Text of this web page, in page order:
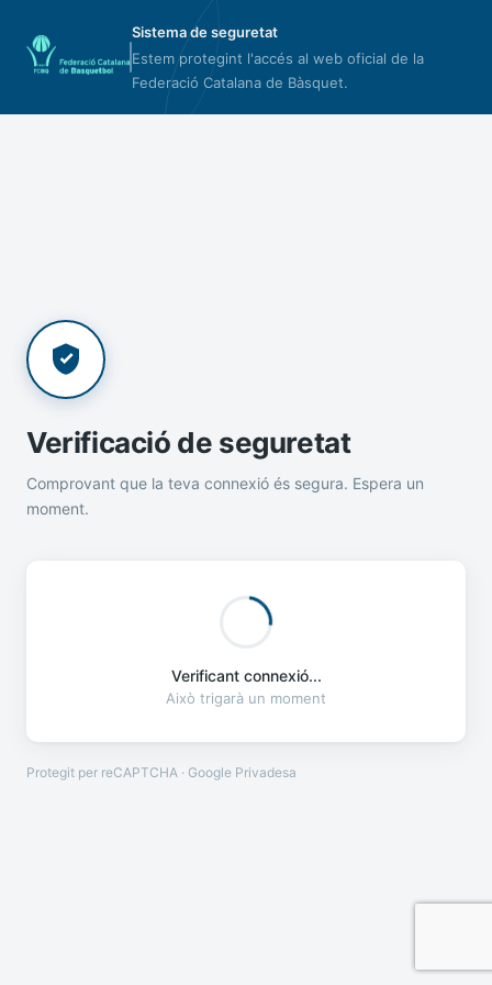
Sistema de seguretat
Estem protegint l'accés al web oficial de la
Federació Catalana de Bàsquet.
Verificació de seguretat
Comprovant que la teva connexió és segura. Espera un
moment.
Verificant connexió...
Això trigarà un moment
Protegit per reCAPTCHA · Google Privadesa